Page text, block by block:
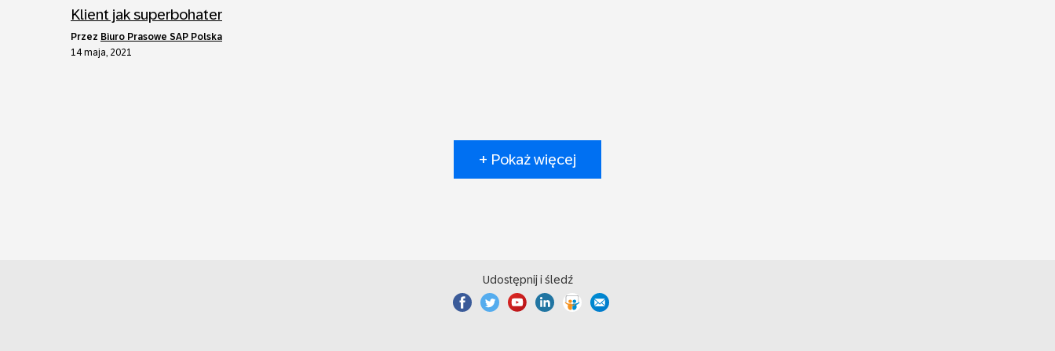
Klient jak superbohater
przez Biuro Prasowe SAP Polska
14 maja, 2021
+ Pokaż więcej
Udostępnij i śledź